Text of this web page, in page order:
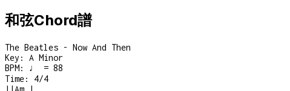
和弦Chord譜
The Beatles - Now And Then
Key: A Minor
BPM: ♩ = 88
Time: 4/4